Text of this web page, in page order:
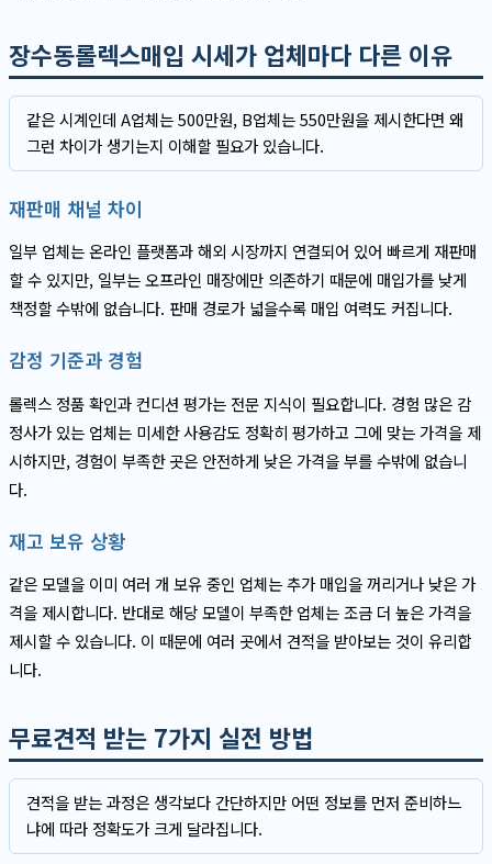
장수동롤렉스매입 시세가 업체마다 다른 이유
같은 시계인데 A업체는 500만원, B업체는 550만원을 제시한다면 왜
그런 차이가 생기는지 이해할 필요가 있습니다.
재판매 채널 차이
일부 업체는 온라인 플랫폼과 해외 시장까지 연결되어 있어 빠르게 재판매
할 수 있지만, 일부는 오프라인 매장에만 의존하기 때문에 매입가를 낮게
책정할 수밖에 없습니다. 판매 경로가 넓을수록 매입 여력도 커집니다.
감정 기준과 경험
롤렉스 정품 확인과 컨디션 평가는 전문 지식이 필요합니다. 경험 많은 감
정사가 있는 업체는 미세한 사용감도 정확히 평가하고 그에 맞는 가격을 제
시하지만, 경험이 부족한 곳은 안전하게 낮은 가격을 부를 수밖에 없습니
다.
재고 보유 상황
같은 모델을 이미 여러 개 보유 중인 업체는 추가 매입을 꺼리거나 낮은 가
격을 제시합니다. 반대로 해당 모델이 부족한 업체는 조금 더 높은 가격을
제시할 수 있습니다. 이 때문에 여러 곳에서 견적을 받아보는 것이 유리합
니다.
무료견적 받는 7가지 실전 방법
견적을 받는 과정은 생각보다 간단하지만 어떤 정보를 먼저 준비하느
냐에 따라 정확도가 크게 달라집니다.